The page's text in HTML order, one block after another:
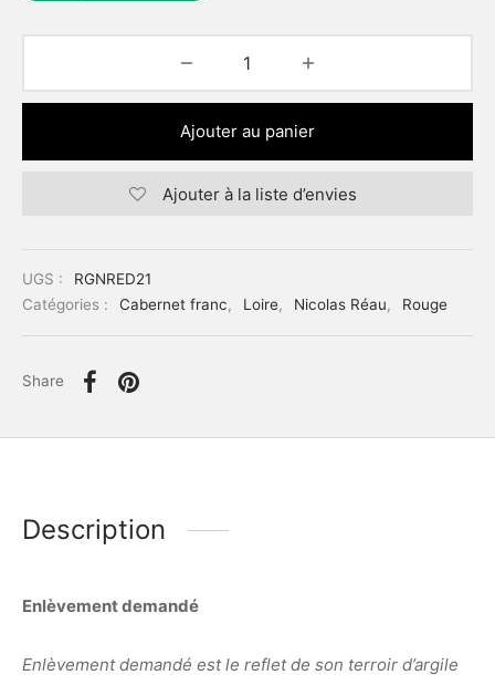
Ajouter au panier
Ajouter à la liste d’envies
UGS :
RGNRED21
Catégories :
Cabernet franc, Loire, Nicolas Réau, Rouge
Share
Description
Enlèvement demandé
Enlèvement demandé est le reflet de son terroir d’argile